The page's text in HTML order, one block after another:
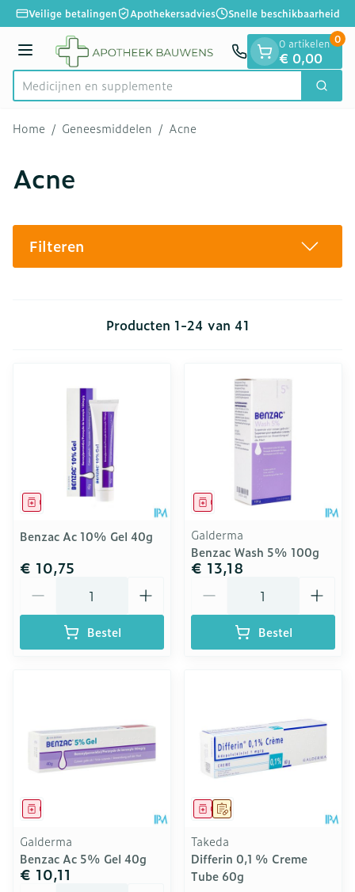
Ga naar de inhoud
1 van 1
Veilige betalingen Apothekersadvies Snelle beschikbaarheid
Menu
Product, merk, categorie...
Medicij Zoek
0 artikelen
€ 0,00
0
Home / Geneesmiddelen / Acne
Acne
Filteren
Producten 1-24 van 41
Geneesmiddel
Benzac Ac 10% Gel 40g
€ 10,75
Bestel
Geneesmiddel
Galderma
Benzac Wash 5% 100g
€ 13,18
Bestel
Geneesmiddel
Galderma
Benzac Ac 5% Gel 40g
€ 10,11
Op voorschrift
Geneesmiddel
Takeda
Differin 0,1 % Creme
Tube 60g